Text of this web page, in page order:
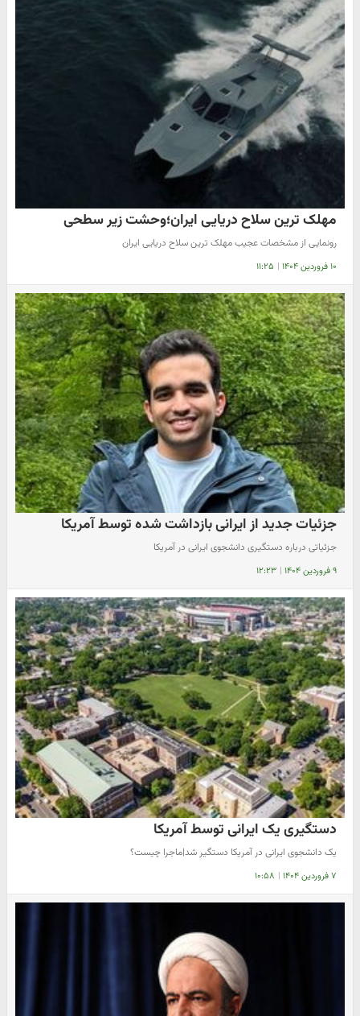
مهلک ترین سلاح دریایی ایران؛وحشت زیر سطحی
رونمایی از مشخصات عجیب مهلک ترین سلاح دریایی ایران
۱۰ فروردین ۱۴۰۴ | ۱۱:۲۵
جزئیات جدید از ایرانی بازداشت شده توسط آمریکا
جزئیاتی درباره دستگیری دانشجوی ایرانی در آمریکا
۹ فروردین ۱۴۰۴ | ۱۲:۲۳
دستگیری یک ایرانی توسط آمریکا
یک دانشجوی ایرانی در آمریکا دستگیر شد|ماجرا چیست؟
۷ فروردین ۱۴۰۴ | ۱۰:۵۸